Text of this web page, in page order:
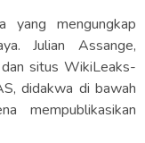
yang mengungkap
Julian Assange,
situs WikiLeaks-
didakwa di bawah
mempublikasikan